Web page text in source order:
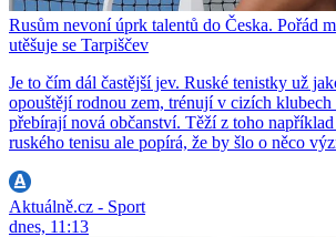
Rusům nevoní úprk talentů do Česka. Pořád
utěšuje se Tarpiščev
Je to čím dál častější jev. Ruské tenistky už
opouštějí rodnou zem, trénují v cizích klubech
přebírají nová občanství. Těží z toho
ruského tenisu ale popírá, že by šlo o něco
Aktuálně.cz - Sport
dnes, 11:13